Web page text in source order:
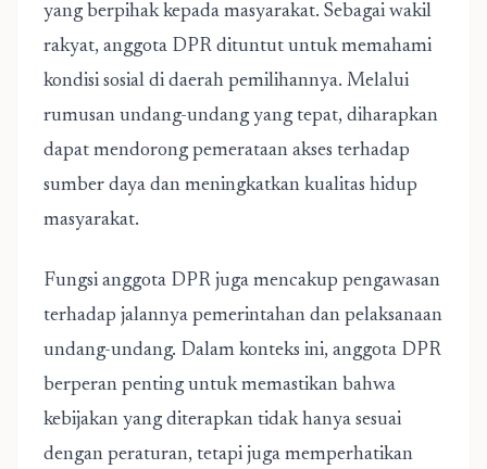
yang berpihak kepada masyarakat. Sebagai wakil
rakyat, anggota DPR dituntut untuk memahami
kondisi sosial di daerah pemilihannya. Melalui
rumusan undang-undang yang tepat, diharapkan
dapat mendorong pemerataan akses terhadap
sumber daya dan meningkatkan kualitas hidup
masyarakat.
Fungsi anggota DPR juga mencakup pengawasan
terhadap jalannya pemerintahan dan pelaksanaan
undang-undang. Dalam konteks ini, anggota DPR
berperan penting untuk memastikan bahwa
kebijakan yang diterapkan tidak hanya sesuai
dengan peraturan, tetapi juga memperhatikan